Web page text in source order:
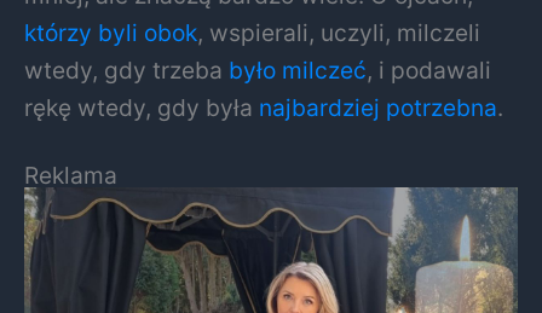
którzy byli obok, wspierali, uczyli, milczeli
wtedy, gdy trzeba było milczeć, i podawali
rękę wtedy, gdy była najbardziej potrzebna.
Reklama